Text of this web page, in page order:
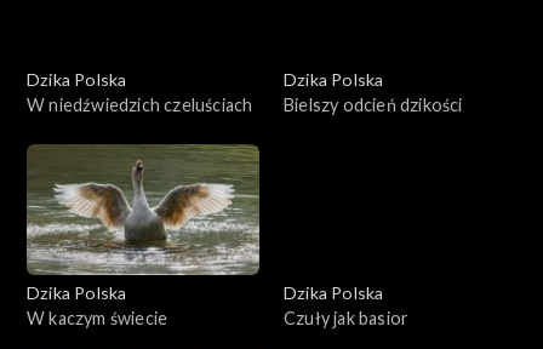
Dzika Polska
W niedźwiedzich czeluściach
Dzika Polska
Bielszy odcień dzikości
Dzika Polska
W kaczym świecie
Dzika Polska
Czuły jak basior